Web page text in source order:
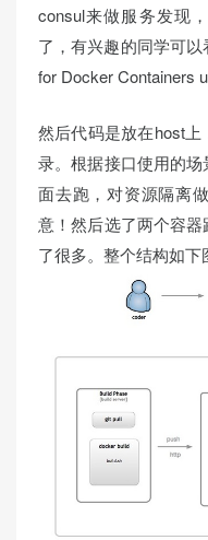
consul来做服务发现
了，有兴趣的同学可
for Docker Containers
然后代码是放在host上
录。根据接口使用的
面去跑，对资源隔离
意！然后选了两个容
了很多。整个结构如下